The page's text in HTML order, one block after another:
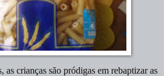
as crianças são pródigas em rebaptizar as